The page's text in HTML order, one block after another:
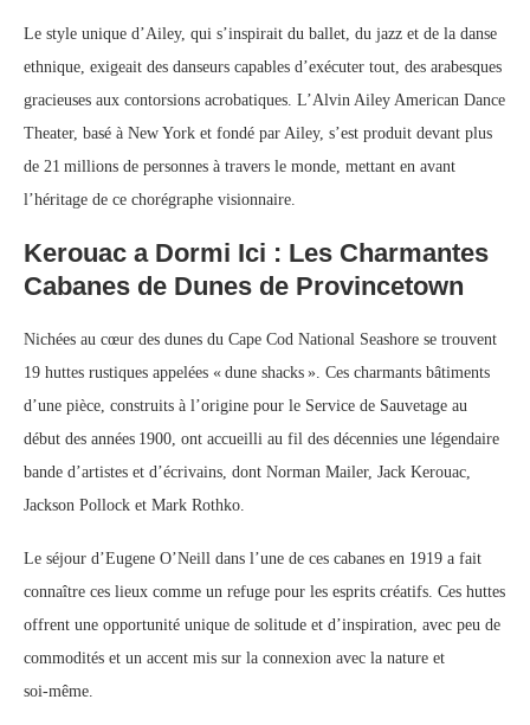
Le style unique d’Ailey, qui s’inspirait du ballet, du jazz et de la danse
ethnique, exigeait des danseurs capables d’exécuter tout, des arabesques
gracieuses aux contorsions acrobatiques. L’Alvin Ailey American Dance
Theater, basé à New York et fondé par Ailey, s’est produit devant plus
de 21 millions de personnes à travers le monde, mettant en avant
l’héritage de ce chorégraphe visionnaire.
Kerouac a Dormi Ici : Les Charmantes
Cabanes de Dunes de Provincetown
Nichées au cœur des dunes du Cape Cod National Seashore se trouvent
19 huttes rustiques appelées « dune shacks ». Ces charmants bâtiments
d’une pièce, construits à l’origine pour le Service de Sauvetage au
début des années 1900, ont accueilli au fil des décennies une légendaire
bande d’artistes et d’écrivains, dont Norman Mailer, Jack Kerouac,
Jackson Pollock et Mark Rothko.
Le séjour d’Eugene O’Neill dans l’une de ces cabanes en 1919 a fait
connaître ces lieux comme un refuge pour les esprits créatifs. Ces huttes
offrent une opportunité unique de solitude et d’inspiration, avec peu de
commodités et un accent mis sur la connexion avec la nature et
soi‑même.